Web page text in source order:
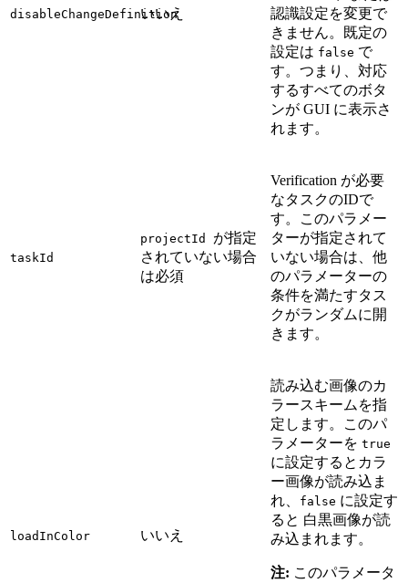
disableChangeDefinition
いいえ
認識設定を変更で
きません。既定の
設定は false で
す。つまり、対応
するすべてのボタ
ンが GUI に表示さ
れます。
taskId
projectId が指定
されていない場合
は必須
Verification が必要
なタスクのIDで
す。このパラメー
ターが指定されて
いない場合は、他
のパラメーターの
条件を満たすタス
クがランダムに開
きます。
loadInColor いいえ
読み込む画像のカ
ラースキームを指
定します。このパ
ラメーターを true
に設定するとカラ
ー画像が読み込ま
れ、
false に設定す
ると 白黒画像が読
み込まれます。
注: このパラメータ